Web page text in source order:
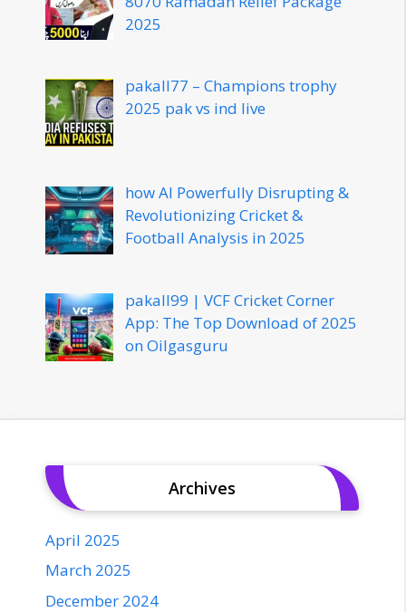
2025
pakall77 – Champions trophy
2025 pak vs ind live
how AI Powerfully Disrupting &
Revolutionizing Cricket &
Football Analysis in 2025
pakall99 | VCF Cricket Corner
App: The Top Download of 2025
on Oilgasguru
Archives
April 2025
March 2025
December 2024